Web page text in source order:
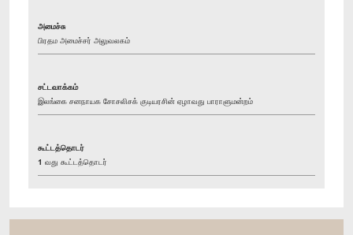
அமைச்சு
பிரதம அமைச்சர் அலுவலகம்
சட்டவாக்கம்
இலங்கை சனநாயக சோசலிசக் குடியரசின் ஏழாவது பாராளுமன்றம்
கூட்டத்தொடர்
1 வது கூட்டத்தொடர்